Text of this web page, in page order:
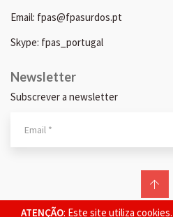
ATENÇÃO: Este site utiliza
Email: fpas@fpasurdos.pt
Skype: fpas_portugal
Newsletter
Subscrever a newsletter
© 2026 FPAS. Todos os